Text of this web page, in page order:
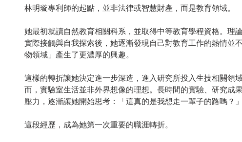
林明璇專利師的起點，並非法律或智慧財產，而是教育領域。
她最初就讀自然教育相關科系，並取得中等教育學程資格。理
實際接觸與自我探索後，她逐漸發現自己對教育工作的熱情並
物領域」產生了更濃厚的興趣。
這樣的轉折讓她決定進一步深造，進入研究所投入生技相關領
而，實驗室生活並非外界想像的理想。長時間的實驗、研究成
壓力，逐漸讓她開始思考：「這真的是我想走一輩子的路嗎？」
這段經歷，成為她第一次重要的職涯轉折。